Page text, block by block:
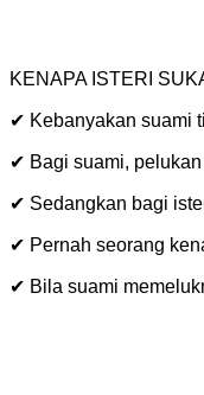
KENAPA ISTERI
✔ Kebanyakan suami
✔ Bagi suami,
✔ Sedangkan bagi
✔ Pernah seorang
✔ Bila suami